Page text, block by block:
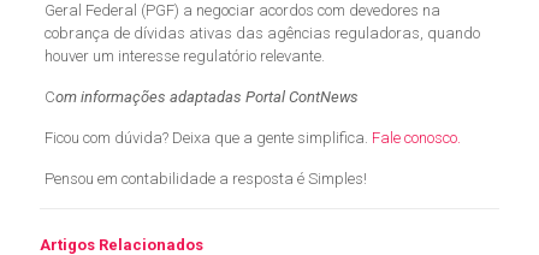
Geral Federal (PGF) a negociar acordos com devedores na
cobrança de dívidas ativas das agências reguladoras, quando
houver um interesse regulatório relevante.
Com informações adaptadas Portal ContNews
Ficou com dúvida? Deixa que a gente simplifica. Fale conosco.
Pensou em contabilidade a resposta é Simples!
Artigos Relacionados